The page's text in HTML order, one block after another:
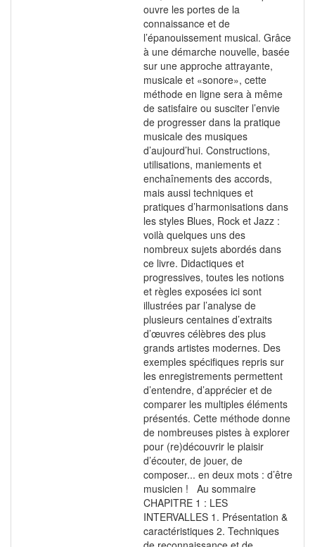
ouvre les portes de la
connaissance et de
l’épanouissement musical. Grâce
à une démarche nouvelle, basée
sur une approche attrayante,
musicale et «sonore», cette
méthode en ligne sera à même
de satisfaire ou susciter l’envie
de progresser dans la pratique
musicale des musiques
d’aujourd’hui. Constructions,
utilisations, maniements et
enchaînements des accords,
mais aussi techniques et
pratiques d’harmonisations dans
les styles Blues, Rock et Jazz :
voilà quelques uns des
nombreux sujets abordés dans
ce livre. Didactiques et
progressives, toutes les notions
et règles exposées ici sont
illustrées par l’analyse de
plusieurs centaines d’extraits
d’œuvres célèbres des plus
grands artistes modernes. Des
exemples spécifiques repris sur
les enregistrements permettent
d’entendre, d’apprécier et de
comparer les multiples éléments
présentés. Cette méthode donne
de nombreuses pistes à explorer
pour (re)découvrir le plaisir
d’écouter, de jouer, de
composer... en deux mots : d’être
musicien ! Au sommaire
CHAPITRE 1 : LES
INTERVALLES 1. Présentation &
caractéristiques 2. Techniques